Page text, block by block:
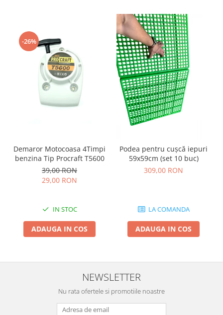
-26%
Demaror Motocoasa 4Timpi
benzina Tip Procraft T5600
39,00 RON
29,00 RON
IN STOC
ADAUGA IN COS
Podea pentru cușcă iepuri
59x59cm (set 10 buc)
309,00 RON
LA COMANDA
ADAUGA IN COS
NEWSLETTER
Nu rata ofertele si promotiile noastre